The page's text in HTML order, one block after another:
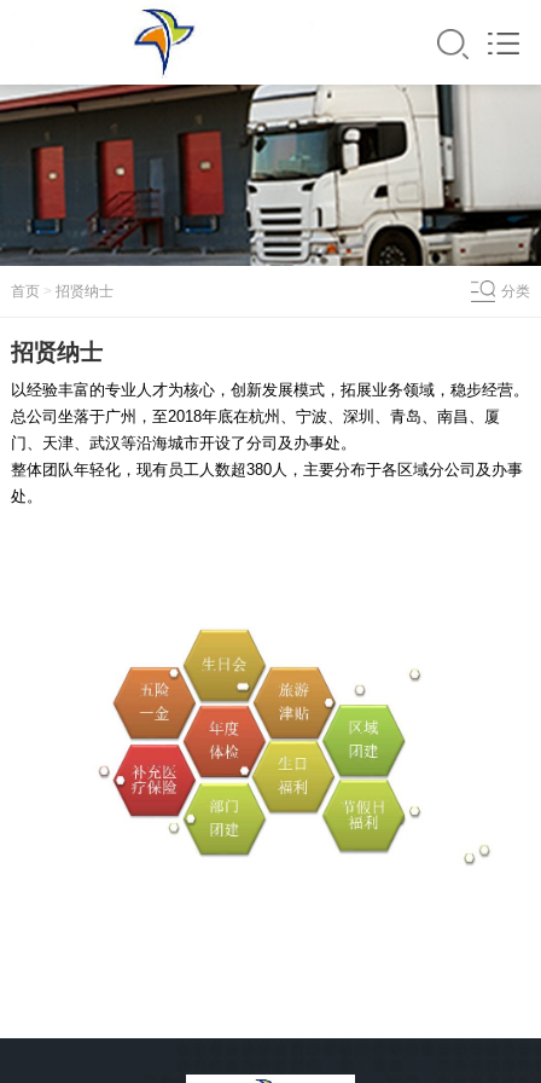
首页> 招贤纳士 分类
招贤纳士
以经验丰富的专业人才为核心，创新发展模式，拓展业务领域，稳步经营。
总公司坐落于广州，至2018年底在杭州、宁波、深圳、青岛、南昌、厦
门、天津、武汉等沿海城市开设了分司及办事处。
整体团队年轻化，现有员工人数超380人，主要分布于各区域分公司及办事
处。